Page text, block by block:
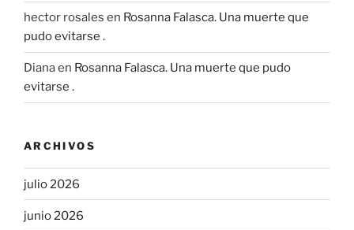
hector rosales en Rosanna Falasca. Una muerte que
pudo evitarse .
Dianaen Rosanna Falasca. Una muerte que pudo
evitarse .
ARCHIVOS
julio 2026
junio 2026